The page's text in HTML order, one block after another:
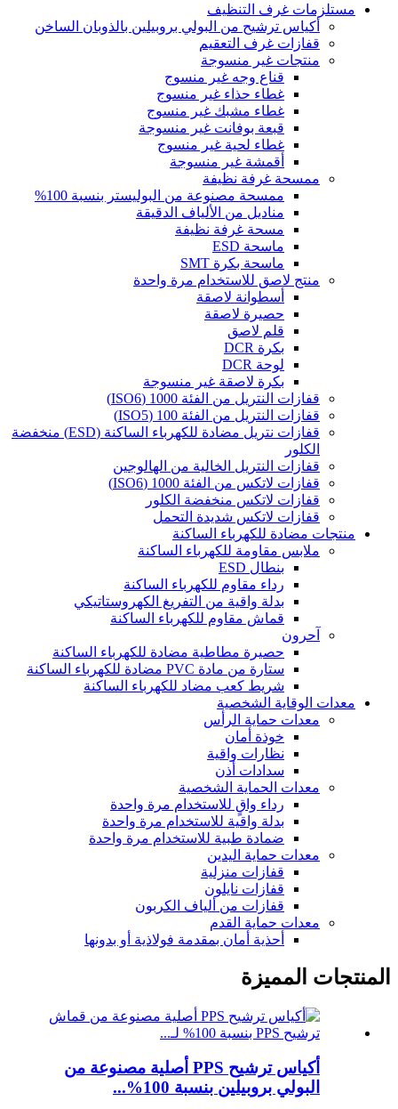
مستلزمات غرف التنظيف
أكياس ترشيح من البولي بروبيلين بالذوبان الساخن
قفازات غرف التعقيم
منتجات غير منسوجة
قناع وجه غير منسوج
غطاء حذاء غير منسوج
غطاء مشبك غير منسوج
قبعة بوفانت غير منسوجة
غطاء لحية غير منسوج
أقمشة غير منسوجة
ممسحة غرفة نظيفة
ممسحة مصنوعة من البوليستر بنسبة 100%
مناديل من الألياف الدقيقة
مسحة غرفة نظيفة
ماسحة ESD
ماسحة بكرة SMT
منتج لاصق للاستخدام مرة واحدة
أسطوانة لاصقة
حصيرة لاصقة
قلم لاصق
بكرة DCR
لوحة DCR
بكرة لاصقة غير منسوجة
قفازات النتريل من الفئة 1000 (ISO6)
قفازات النتريل من الفئة 100 (ISO5)
قفازات نتريل مضادة للكهرباء الساكنة (ESD) منخفضة
الكلور
قفازات النتريل الخالية من الهالوجين
قفازات لاتكس من الفئة 1000 (ISO6)
قفازات لاتكس منخفضة الكلور
قفازات لاتكس شديدة التحمل
منتجات مضادة للكهرباء الساكنة
ملابس مقاومة للكهرباء الساكنة
بنطال ESD
رداء مقاوم للكهرباء الساكنة
بدلة واقية من التفريغ الكهروستاتيكي
قماش مقاوم للكهرباء الساكنة
آحرون
حصيرة مطاطية مضادة للكهرباء الساكنة
ستارة من مادة PVC مضادة للكهرباء الساكنة
شريط كعب مضاد للكهرباء الساكنة
معدات الوقاية الشخصية
معدات حماية الرأس
خوذة أمان
نظارات واقية
سدادات أذن
معدات الحماية الشخصية
رداء واقٍ للاستخدام مرة واحدة
بدلة واقية للاستخدام مرة واحدة
ضمادة طبية للاستخدام مرة واحدة
معدات حماية اليدين
قفازات منزلية
قفازات نايلون
قفازات من ألياف الكربون
معدات حماية القدم
أحذية أمان بمقدمة فولاذية أو بدونها
المنتجات المميزة
أكياس ترشيح PPS أصلية مصنوعة من
البولي بروبيلين بنسبة 100%...